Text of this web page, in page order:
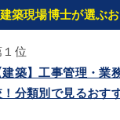
建築現場博士が選ぶ
１位
建築】工事管理・業
！分類別で見るおす